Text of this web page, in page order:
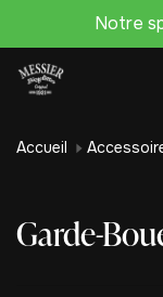
Notre
Accueil
Garde-